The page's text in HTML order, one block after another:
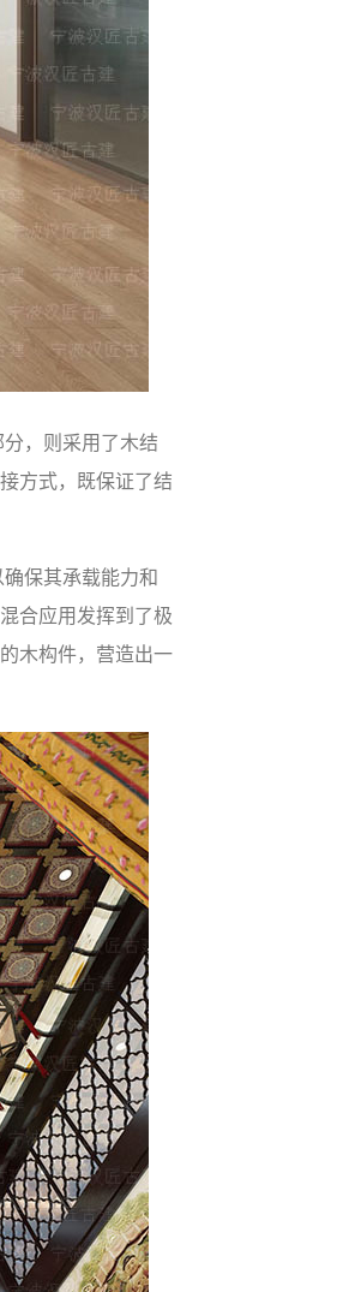
，则采用了木结
方式，既保证了结
保其承载能力和
合应用发挥到了极
木构件，营造出一